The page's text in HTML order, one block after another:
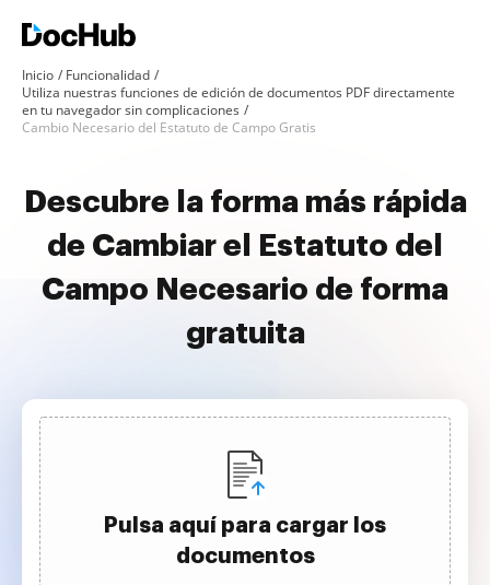
Inicio
Funcionalidad
Utiliza nuestras funciones de edición de documentos PDF directamente
en tu navegador sin complicaciones
Cambio Necesario del Estatuto de Campo Gratis
Descubre la forma más rápida
de Cambiar el Estatuto del
Campo Necesario de forma
gratuita
Pulsa aquí para cargar los
documentos